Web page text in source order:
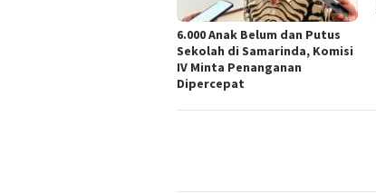
6.000 Anak Belum dan Putus
Sekolah di Samarinda, Komisi
IV Minta Penanganan
Dipercepat